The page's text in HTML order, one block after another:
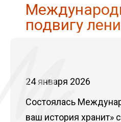
подвигу
24 января 2026
Состоялась
ваш история хранит»